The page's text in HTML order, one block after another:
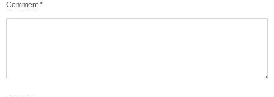
Comment *